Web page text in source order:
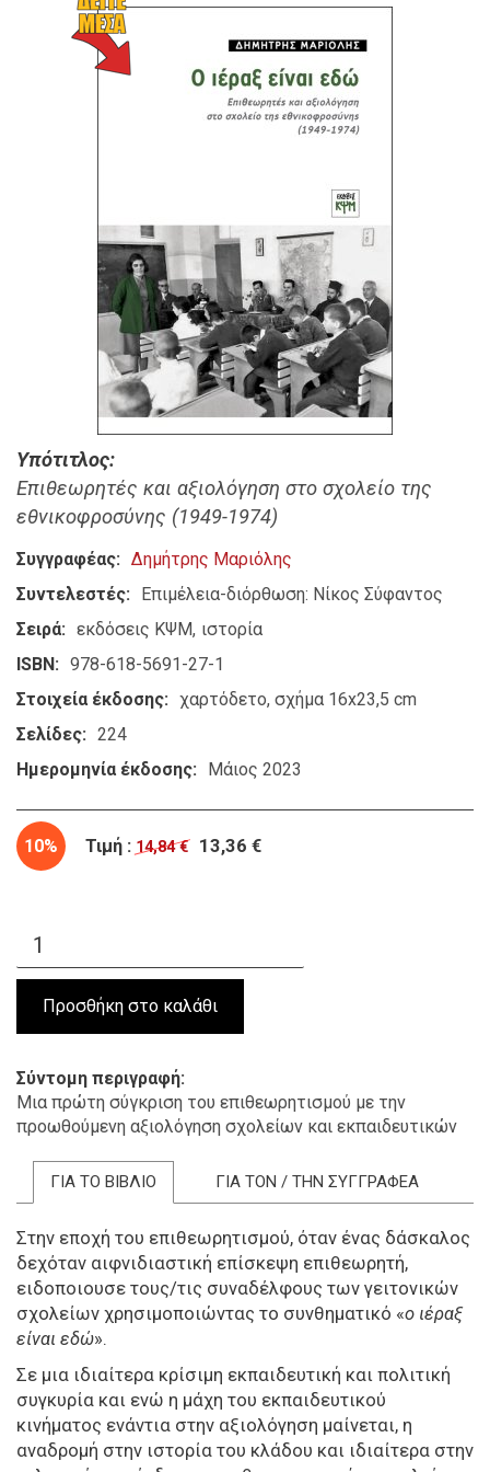
Υπότιτλος
Επιθεωρητές και αξιολόγηση στο σχολείο της
εθνικοφροσύνης (1949-1974)
Συγγραφέας
Δημήτρης Μαριόλης
Συντελεστές
Επιμέλεια-διόρθωση: Νίκος Σύφαντος
Σειρά
εκδόσεις ΚΨΜ ιστορία
ISBN
978-618-5691-27-1
Στοιχεία έκδοσης
χαρτόδετο, σχήμα 16x23,5 cm
Σελίδες
224
Ημερομηνία έκδοσης
Μάιος 2023
10% Τιμή : 14,84 € 13,36 €
Σύντομη περιγραφή
Μια πρώτη σύγκριση του επιθεωρητισμού με την
προωθούμενη αξιολόγηση σχολείων και εκπαιδευτικών
ΓΙΑ ΤΟ ΒΙΒΛΙΟ ΓΙΑ ΤΟΝ / ΤΗΝ ΣΥΓΓΡΑΦΕΑ
Στην εποχή του επιθεωρητισμού, όταν ένας δάσκαλος
δεχόταν αιφνιδιαστική επίσκεψη επιθεωρητή,
ειδοποιουσε τους/τις συναδέλφους των γειτονικών
σχολείων χρησιμοποιώντας το συνθηματικό «ο ιέραξ
είναι εδώ».
Σε μια ιδιαίτερα κρίσιμη εκπαιδευτική και πολιτική
συγκυρία και ενώ η μάχη του εκπαιδευτικού
κινήματος ενάντια στην αξιολόγηση μαίνεται, η
αναδρομή στην ιστορία του κλάδου και ιδιαίτερα στην